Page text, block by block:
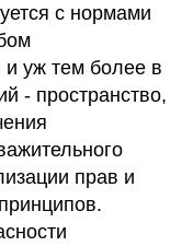
с нормами
и уж тем более в
- пространство,
прав и